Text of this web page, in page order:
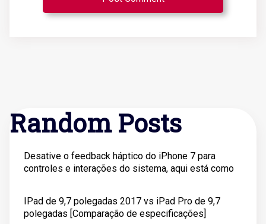
Random Posts
Desative o feedback háptico do iPhone 7 para
controles e interações do sistema, aqui está como
IPad de 9,7 polegadas 2017 vs iPad Pro de 9,7
polegadas [Comparação de especificações]